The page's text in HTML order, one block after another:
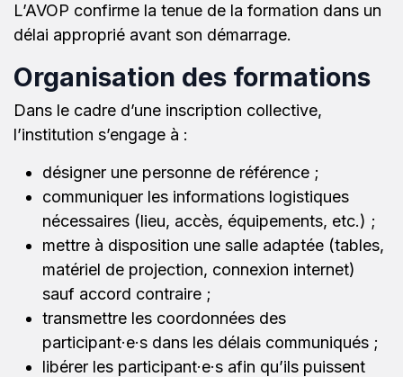
L’AVOP confirme la tenue de la formation dans un
délai approprié avant son démarrage.
Organisation des formations
Dans le cadre d’une inscription collective,
l’institution s’engage à :
désigner une personne de référence ;
communiquer les informations logistiques
nécessaires (lieu, accès, équipements, etc.) ;
mettre à disposition une salle adaptée (tables,
matériel de projection, connexion internet)
sauf accord contraire ;
transmettre les coordonnées des
participant·e·s dans les délais communiqués ;
libérer les participant·e·s afin qu’ils puissent